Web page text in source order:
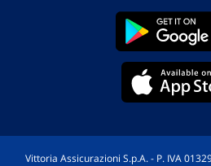
Vittoria Assicurazioni S.p.A. - P. IVA